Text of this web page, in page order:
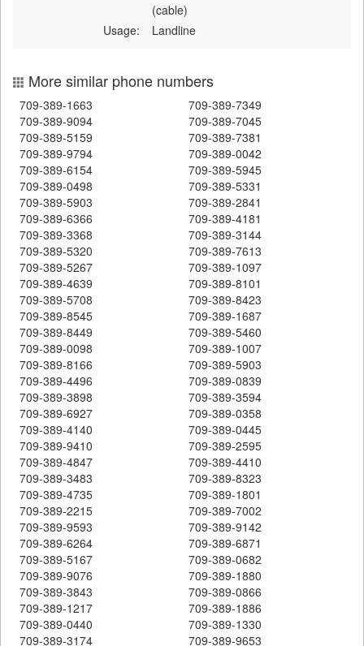
(cable)
Usage:
Landline
More similar phone numbers
709-389-1663
709-389-7349
709-389-9094
709-389-7045
709-389-5159
709-389-7381
709-389-9794
709-389-0042
709-389-6154
709-389-5945
709-389-0498
709-389-5331
709-389-5903
709-389-2841
709-389-6366
709-389-4181
709-389-3368
709-389-3144
709-389-5320
709-389-7613
709-389-5267
709-389-1097
709-389-4639
709-389-8101
709-389-5708
709-389-8423
709-389-8545
709-389-1687
709-389-8449
709-389-5460
709-389-0098
709-389-1007
709-389-8166
709-389-5903
709-389-4496
709-389-0839
709-389-3898
709-389-3594
709-389-6927
709-389-0358
709-389-4140
709-389-0445
709-389-9410
709-389-2595
709-389-4847
709-389-4410
709-389-3483
709-389-8323
709-389-4735
709-389-1801
709-389-2215
709-389-7002
709-389-9593
709-389-9142
709-389-6264
709-389-6871
709-389-5167
709-389-0682
709-389-9076
709-389-1880
709-389-3843
709-389-0866
709-389-1217
709-389-1886
709-389-0440
709-389-1330
709-389-3174
709-389-9653